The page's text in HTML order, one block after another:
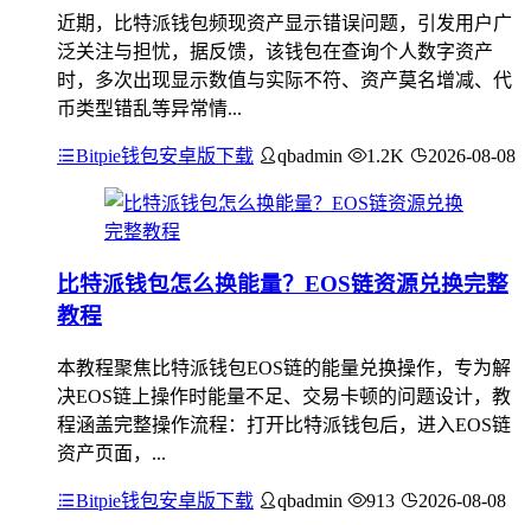
近期，比特派钱包频现资产显示错误问题，引发用户广
泛关注与担忧，据反馈，该钱包在查询个人数字资产
时，多次出现显示数值与实际不符、资产莫名增减、代
币类型错乱等异常情...
Bitpie钱包安卓版下载 qbadmin 1.2K 2026-08-08
比特派钱包怎么换能量？EOS链资源兑换完整
教程
本教程聚焦比特派钱包EOS链的能量兑换操作，专为解
决EOS链上操作时能量不足、交易卡顿的问题设计，教
程涵盖完整操作流程：打开比特派钱包后，进入EOS链
资产页面，...
Bitpie钱包安卓版下载 qbadmin 913 2026-08-08